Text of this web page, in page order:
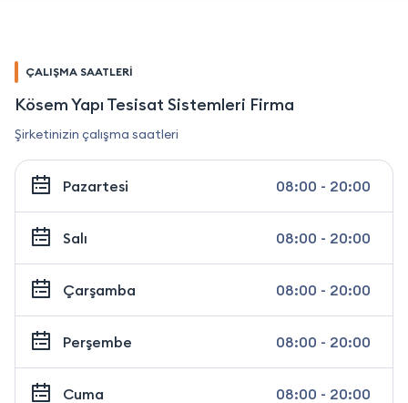
ÇALIŞMA SAATLERİ
Kösem Yapı Tesisat Sistemleri Firma
Şirketinizin çalışma saatleri
Pazartesi 08:00 - 20:00
Salı 08:00 - 20:00
Çarşamba 08:00 - 20:00
Perşembe 08:00 - 20:00
Cuma 08:00 - 20:00